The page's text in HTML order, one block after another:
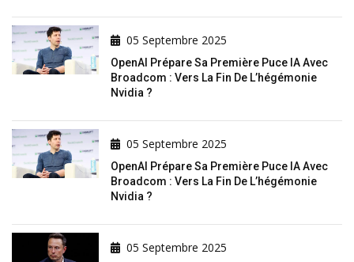
05 Septembre 2025
OpenAI Prépare Sa Première Puce IA Avec
Broadcom : Vers La Fin De L’hégémonie
Nvidia ?
05 Septembre 2025
OpenAI Prépare Sa Première Puce IA Avec
Broadcom : Vers La Fin De L’hégémonie
Nvidia ?
05 Septembre 2025